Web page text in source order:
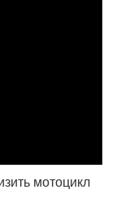
мотоцикл